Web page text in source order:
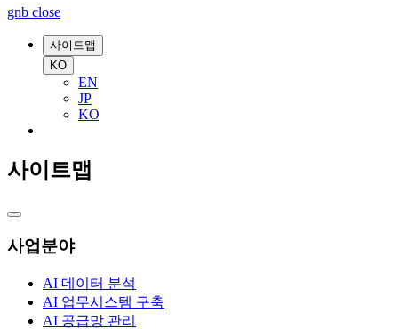
gnb close
사이트맵
KO
EN
JP
KO
사이트맵
사업분야
AI 데이터 분석
AI 업무시스템 구축
AI 공급망 관리